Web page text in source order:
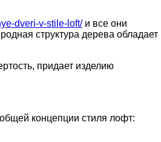
dveri-v-stile-loft/и все они
структура дерева обладает
придает изделию
концепции стиля лофт: